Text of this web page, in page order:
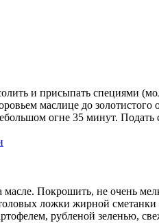
и присыпать специями
маслице до
огне 35 минут. Подать
Покрошить, не очень
ложки жирной
рубленой зеленью,